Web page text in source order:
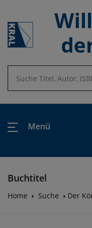
Menü
Buchtitel
Home Suche Der